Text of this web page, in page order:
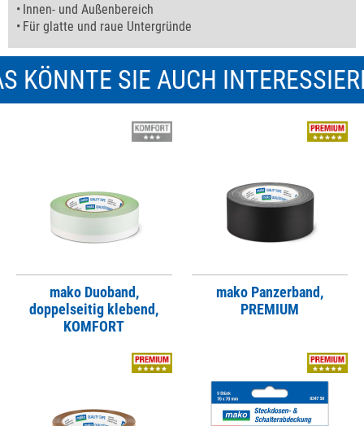
Innen- und Außenbereich
Für glatte und raue Untergründe
KÖNNTE SIE AUCH
mako Duoband,
doppelseitig klebend,
KOMFORT
mako Panzerband,
PREMIUM